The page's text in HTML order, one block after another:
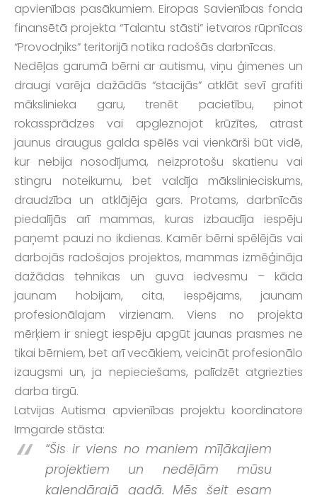
apvienības pasākumiem. Eiropas Savienības fonda
finansētā projekta “Talantu stāsti” ietvaros rūpnīcas
“Provodņiks” teritorijā notika radošās darbnīcas.
Nedēļas garumā bērni ar autismu, viņu ģimenes un
draugi varēja dažādās “stacijās” atklāt sevī grafiti
mākslinieka garu, trenēt pacietību, pinot
rokassprādzes vai apgleznojot krūzītes, atrast
jaunus draugus galda spēlēs vai vienkārši būt vidē,
kur nebija nosodījuma, neizprotošu skatienu vai
stingru noteikumu, bet valdīja mākslinieciskums,
draudzība un atklājēja gars. Protams, darbnīcās
piedalījās arī mammas, kuras izbaudīja iespēju
paņemt pauzi no ikdienas. Kamēr bērni spēlējās vai
darbojās radošajos projektos, mammas izmēģināja
dažādas tehnikas un guva iedvesmu – kāda
jaunam hobijam, cita, iespējams, jaunam
profesionālajam virzienam. Viens no projekta
mērķiem ir sniegt iespēju apgūt jaunas prasmes ne
tikai bērniem, bet arī vecākiem, veicināt profesionālo
izaugsmi un, ja nepieciešams, palīdzēt atgriezties
darba tirgū.
Latvijas Autisma apvienības projektu koordinatore
Irmgarde stāsta:
“Šis ir viens no maniem mīļākajiem
projektiem un nedēļām mūsu
kalendārajā gadā. Mēs šeit esam